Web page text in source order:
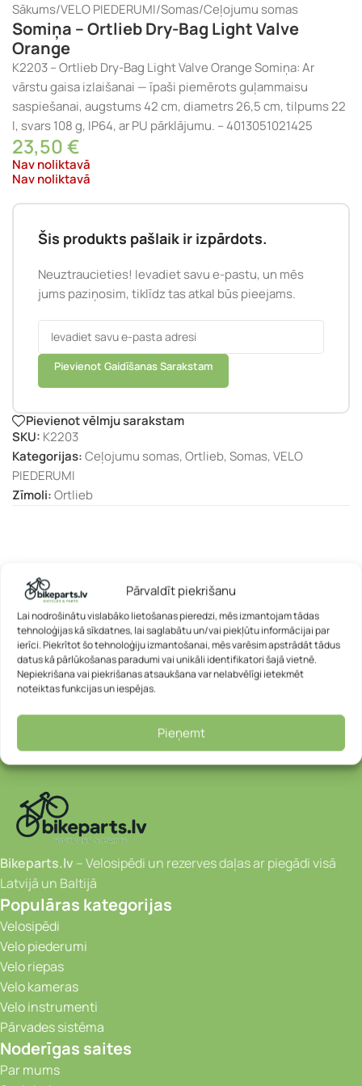
Pārvaldīt piekrišanu
Lai nodrošinātu vislabāko lietošanas pieredzi, mēs izmantojam tādas
tehnoloģijas kā sīkdatnes, lai saglabātu un/vai piekļūtu informācijai par
ierīci. Piekrītot šo tehnoloģiju izmantošanai, mēs varēsim apstrādāt tādus
datus kā pārlūkošanas paradumi vai unikāli identifikatori šajā vietnē.
Nepiekrišana vai piekrišanas atsaukšana var nelabvēlīgi ietekmēt
noteiktas funkcijas un iespējas.
Pieņemt
Sākums/VELO PIEDERUMI/Somas/Ceļojumu somas
Somiņa – Ortlieb Dry-Bag Light Valve
Orange
K2203 – Ortlieb Dry-Bag Light Valve Orange Somiņa: Ar
vārstu gaisa izlaišanai — īpaši piemērots guļammaisu
saspiešanai, augstums 42 cm, diametrs 26,5 cm, tilpums 22
l, svars 108 g, IP64, ar PU pārklājumu. – 4013051021425
23,50€
Nav noliktavā
Nav noliktavā
Šis produkts pašlaik ir izpārdots.
Neuztraucieties! Ievadiet savu e-pastu, un mēs
jums paziņosim, tiklīdz tas atkal būs pieejams.
Pievienot Gaidīšanas Sarakstam
Pievienot vēlmju sarakstam
SKU: K2203
Kategorijas:Ceļojumu somas,Ortlieb,Somas,VELO
PIEDERUMI
Zīmoli:Ortlieb
Bikeparts.lv – Velosipēdi un rezerves daļas ar piegādi visā
Latvijā un Baltijā
Populāras kategorijas
Velosipēdi
Velo piederumi
Velo riepas
Velo kameras
Velo instrumenti
Pārvades sistēma
Noderīgas saites
Par mums